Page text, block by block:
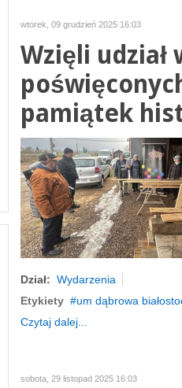
wtorek, 09 grudzień 2025 16:03
Wzięli udział
pamiątek
Dział: Wydarzenia
Etykiety
um dąbrowa
Czytaj dalej...
sobota, 29 listopad 2025 16:03